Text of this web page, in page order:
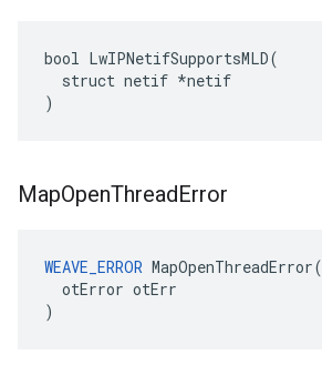
bool LwIPNetifSupportsMLD(
  struct netif *netif
)
MapOpenThreadError
WEAVE_ERROR MapOpenThreadError(
  otError otErr
)